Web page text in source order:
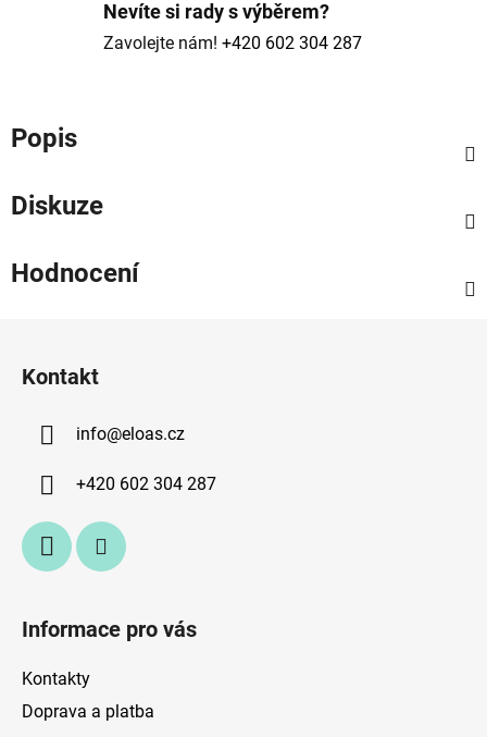
Nevíte si rady s výběrem?
Zavolejte nám! +420 602 304 287
Popis
Diskuze
Hodnocení
Kontakt
info@eloas.cz
+420 602 304 287
Informace pro vás
Kontakty
Doprava a platba